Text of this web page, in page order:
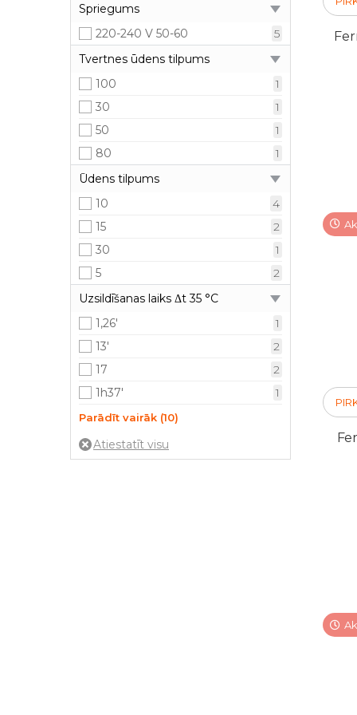
6,5
4
Spriegums
220-240 V 50-60
5
Tvertnes ūdens tilpums
100
1
30
1
50
1
80
1
Ūdens tilpums
10
4
15
2
30
1
5
2
Uzsildīšanas laiks Δt 35 °C
1,26'
1
13'
2
17
2
1h37'
1
2,18'
2,53'
26
2
Parādīt vairāk (10)